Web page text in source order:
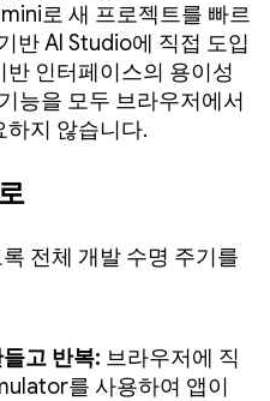
로 새 프로젝트를 빠르
반 AI Studio에 직접 도입
인터페이스의 용이성
능을 모두 브라우저에서
하지 않습니다.
전체 개발 수명 주기를
고 반복: 브라우저에 직
를 사용하여 앱이